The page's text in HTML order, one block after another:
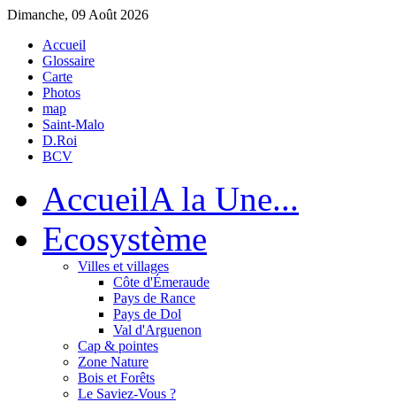
Dimanche, 09 Août 2026
Accueil
Glossaire
Carte
Photos
map
Saint-Malo
D.Roi
BCV
AccueilA la Une...
Ecosystème
Villes et villages
Côte d'Émeraude
Pays de Rance
Pays de Dol
Val d'Arguenon
Cap & pointes
Zone Nature
Bois et Forêts
Le Saviez-Vous ?